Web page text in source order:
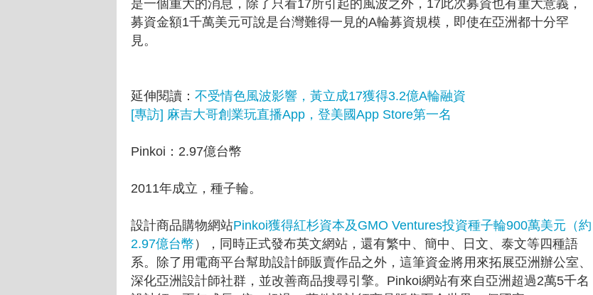
是一個重大的消息，除了只看17所引起的風波之外，17此次募資也有重大意義，
募資金額1千萬美元可說是台灣難得一見的A輪募資規模，即使在亞洲都十分罕
見。
延伸閱讀： 不受情色風波影響，黃立成17獲得3.2億A輪融資
[專訪] 麻吉大哥創業玩直播App，登美國App Store第一名
Pinkoi：2.97億台幣
2011年成立，種子輪。
設計商品購物網站Pinkoi獲得紅杉資本及GMO Ventures投資種子輪900萬美元（約
2.97億台幣 ），同時正式發布英文網站，還有繁中、簡中、日文、泰文等四種語
系。除了用電商平台幫助設計師販賣作品之外，這筆資金將用來拓展亞洲辦公室、
深化亞洲設計師社群，並改善商品搜尋引擎。Pinkoi網站有來自亞洲超過2萬5千名